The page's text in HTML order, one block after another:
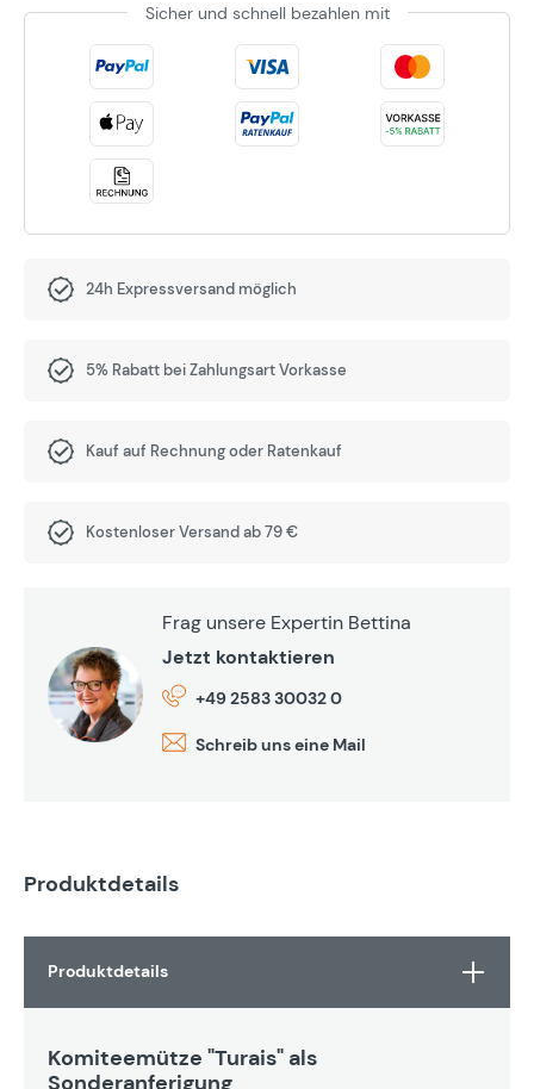
Sicher und schnell bezahlen mit
24h Expressversand möglich
5% Rabatt bei Zahlungsart Vorkasse
Kauf auf Rechnung oder Ratenkauf
Kostenloser Versand ab 79 €
Frag unsere Expertin Bettina
Jetzt kontaktieren
+49 2583 30032 0
Schreib uns eine Mail
Produktdetails
Produktdetails
Komiteemütze "Turais" als
Sonderanferigung